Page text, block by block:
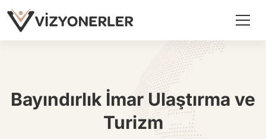
Bayındırlık İmar Ulaştırma ve
Turizm